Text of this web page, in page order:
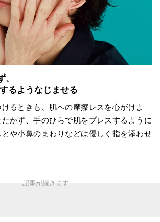
、
るようなじませる
るときも、肌への摩擦レスを心がけよ
かず、手のひらで肌をプレスするように
や小鼻のまわりなどは優しく指を添わせ